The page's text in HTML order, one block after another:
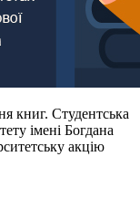
книг. Студентська
імені Богдана
акцію